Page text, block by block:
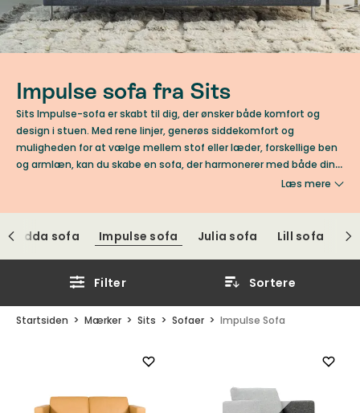
Impulse sofa fra Sits
Sits Impulse-sofa er skabt til dig, der ønsker både komfort og
design i stuen. Med rene linjer, generøs siddekomfort og
muligheden for at vælge mellem stof eller læder, forskellige ben
og armlæn, kan du skabe en sofa, der harmonerer med både din
indretning og din livsstil. En stilren sofa-favorit, der gør hjemmet
hver dag. Oplev Impulse-sofaen fra SITS. Tilpas komfort, stof,
læder, ben og armlæn for en sofa, der afspejler din stil. Find
inspiration hos Tibergs Møbler.
Læs mere
Edda sofa Impulse sofa Julia sofa Lill sofa
Filter Sortere
Startsiden Mærker Sits Sofaer Impulse Sofa